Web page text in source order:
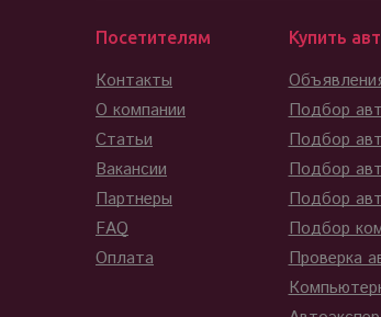
Посетителям
Контакты
О компании
Статьи
Вакансии
Партнеры
FAQ
Оплата
Купить
Подбор
Подбор
Подбор
Подбор
Подбор
Проверка